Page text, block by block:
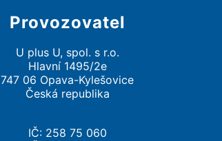
Provozovatel
U plus U, spol. s r.o.
Hlavní 1495/2e
747 06 Opava-Kylešovice
Česká republika
IČ: 258 75 060